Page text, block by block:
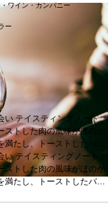
ワイン・カンパニー
ー
いテイスティングノート
トした肉の風味がほのか
たし、トーストしたバニ
シラー 5%
いテイスティングノート
ストした肉の風味がほのか
満たし、トーストしたバニ
ラー 5%